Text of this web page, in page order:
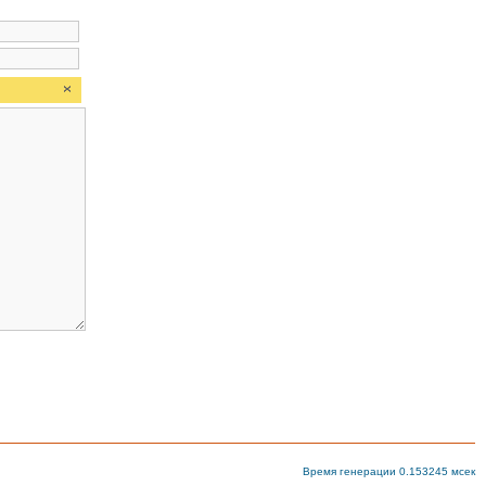
Время генерации 0.153245 мсек